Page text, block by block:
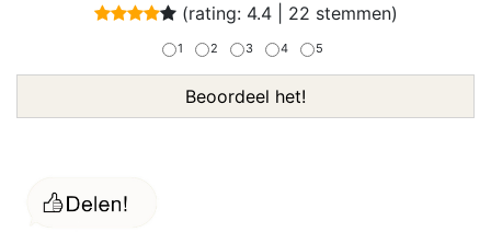
(rating: 4.4| 22 stemmen)
1 2 3 4 5
Beoordeel het!